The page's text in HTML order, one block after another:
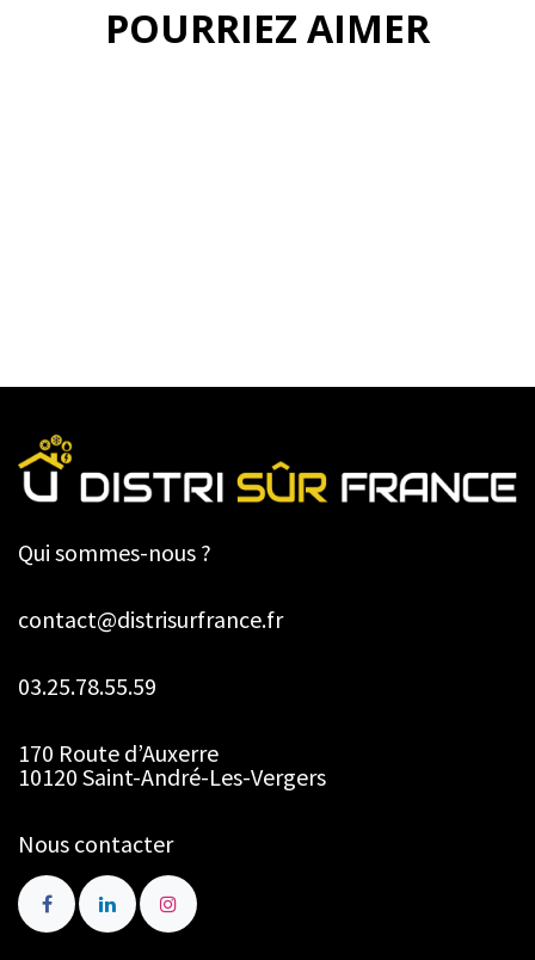
POURRIEZ AIMER
Qui sommes-nous ?
contact@distrisurfrance.fr
03.25.78.55.59
170 Route d’Auxerre
10120 Saint-André-Les-Vergers
Nous contacter